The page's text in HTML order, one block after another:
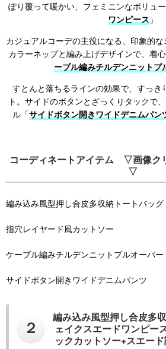
ぽり覆って暖かい、フェミニンなボリュー
ワンピース」
カジュアルコーデの主役になる、印象的
カラーネップと編み上げデザインで、着
ーブル編みチルデンニットプ
すとんと落ちるラインの効果で、すっき
ト。サイドのボタンとざっくりタックで
ル「 サイドボタン開きワイドデニムパン
コーディネートアイテム ▽画像ク
▽
編み込み風型押し合皮多収納トートバッグ
指穴レイヤード風カットソー
ケーブル編みチルデンニットプルオーバー
サイドボタン開きワイドデニムパンツ
２
編み込み風型押し合皮多
ェイクスエードワンピー
ックカットソー+スエー